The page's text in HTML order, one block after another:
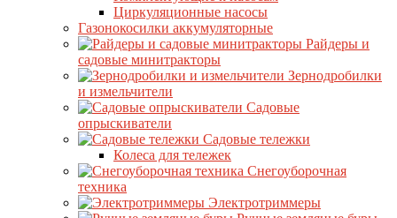
Циркуляционные насосы
Газонокосилки аккумуляторные
Райдеры и
садовые минитракторы
Зернодробилки
и измельчители
Садовые
опрыскиватели
Садовые тележки
Колеса для тележек
Снегоуборочная
техника
Электротриммеры